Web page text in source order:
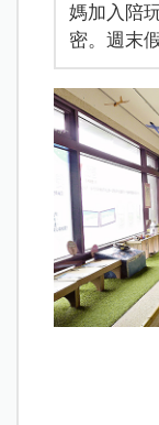
媽加入陪
密。週末